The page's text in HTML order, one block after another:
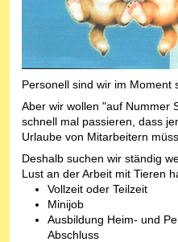
Personell sind wir im Moment
Aber wir wollen "auf Nummer
schnell mal passieren, dass
Urlaube von Mitarbeitern
Deshalb suchen wir ständig
Lust an der Arbeit mit Tieren
Vollzeit oder Teilzeit
Minijob
Ausbildung Heim- und
Abschluss